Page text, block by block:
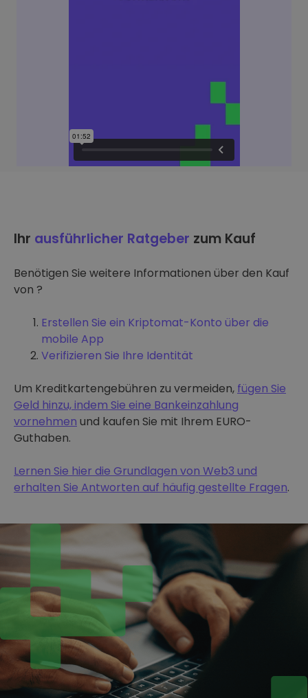
Ihr ausführlicher Ratgeber zum Kauf
Benötigen Sie weitere Informationen über den Kauf
von ?
Erstellen Sie ein Kriptomat-Konto über die
mobile App
Verifizieren Sie Ihre Identität
Um Kreditkartengebühren zu vermeiden, fügen Sie
Geld hinzu, indem Sie eine Bankeinzahlung
vornehmen und kaufen Sie mit Ihrem EURO-
Guthaben.
Lernen Sie hier die Grundlagen von Web3 und
erhalten Sie Antworten auf häufig gestellte Fragen.